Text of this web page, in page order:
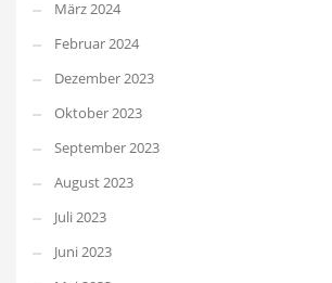
März 2024
Februar 2024
Dezember 2023
Oktober 2023
September 2023
August 2023
Juli 2023
Juni 2023